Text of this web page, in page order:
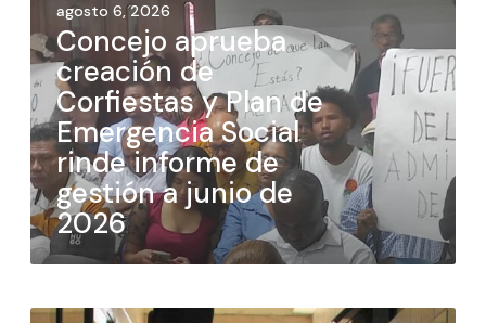
agosto 6, 2026
Concejo aprueba
creación de
Corfiestas y Plan de
Emergencia Social
rinde informe de
gestión a junio de
2026